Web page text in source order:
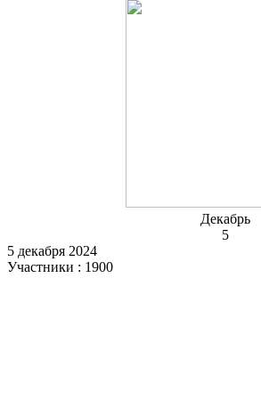
Декабрь
5
5 декабря 2024
Участники : 1900